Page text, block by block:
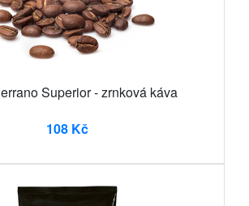
Superior - zrnková káva
108 Kč